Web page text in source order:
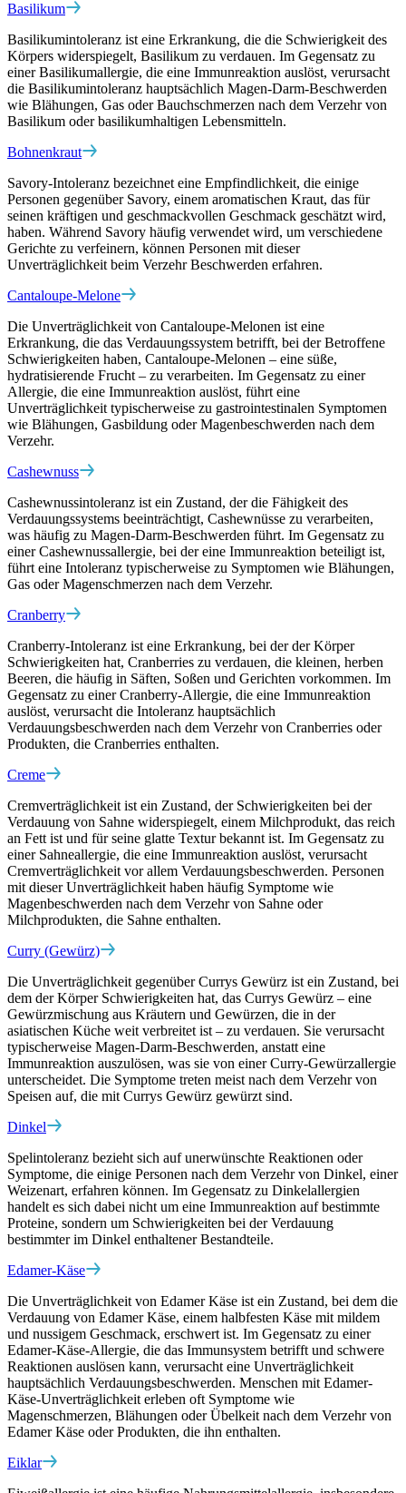
Basilikum
Basilikumintoleranz ist eine Erkrankung, die die Schwierigkeit des
Körpers widerspiegelt, Basilikum zu verdauen. Im Gegensatz zu
einer Basilikumallergie, die eine Immunreaktion auslöst, verursacht
die Basilikumintoleranz hauptsächlich Magen-Darm-Beschwerden
wie Blähungen, Gas oder Bauchschmerzen nach dem Verzehr von
Basilikum oder basilikumhaltigen Lebensmitteln.
Bohnenkraut
Savory-Intoleranz bezeichnet eine Empfindlichkeit, die einige
Personen gegenüber Savory, einem aromatischen Kraut, das für
seinen kräftigen und geschmackvollen Geschmack geschätzt wird,
haben. Während Savory häufig verwendet wird, um verschiedene
Gerichte zu verfeinern, können Personen mit dieser
Unverträglichkeit beim Verzehr Beschwerden erfahren.
Cantaloupe-Melone
Die Unverträglichkeit von Cantaloupe-Melonen ist eine
Erkrankung, die das Verdauungssystem betrifft, bei der Betroffene
Schwierigkeiten haben, Cantaloupe-Melonen – eine süße,
hydratisierende Frucht – zu verarbeiten. Im Gegensatz zu einer
Allergie, die eine Immunreaktion auslöst, führt eine
Unverträglichkeit typischerweise zu gastrointestinalen Symptomen
wie Blähungen, Gasbildung oder Magenbeschwerden nach dem
Verzehr.
Cashewnuss
Cashewnussintoleranz ist ein Zustand, der die Fähigkeit des
Verdauungssystems beeinträchtigt, Cashewnüsse zu verarbeiten,
was häufig zu Magen-Darm-Beschwerden führt. Im Gegensatz zu
einer Cashewnussallergie, bei der eine Immunreaktion beteiligt ist,
führt eine Intoleranz typischerweise zu Symptomen wie Blähungen,
Gas oder Magenschmerzen nach dem Verzehr.
Cranberry
Cranberry-Intoleranz ist eine Erkrankung, bei der der Körper
Schwierigkeiten hat, Cranberries zu verdauen, die kleinen, herben
Beeren, die häufig in Säften, Soßen und Gerichten vorkommen. Im
Gegensatz zu einer Cranberry-Allergie, die eine Immunreaktion
auslöst, verursacht die Intoleranz hauptsächlich
Verdauungsbeschwerden nach dem Verzehr von Cranberries oder
Produkten, die Cranberries enthalten.
Creme
Cremverträglichkeit ist ein Zustand, der Schwierigkeiten bei der
Verdauung von Sahne widerspiegelt, einem Milchprodukt, das reich
an Fett ist und für seine glatte Textur bekannt ist. Im Gegensatz zu
einer Sahneallergie, die eine Immunreaktion auslöst, verursacht
Cremverträglichkeit vor allem Verdauungsbeschwerden. Personen
mit dieser Unverträglichkeit haben häufig Symptome wie
Magenbeschwerden nach dem Verzehr von Sahne oder
Milchprodukten, die Sahne enthalten.
Curry (Gewürz)
Die Unverträglichkeit gegenüber Currys Gewürz ist ein Zustand, bei
dem der Körper Schwierigkeiten hat, das Currys Gewürz – eine
Gewürzmischung aus Kräutern und Gewürzen, die in der
asiatischen Küche weit verbreitet ist – zu verdauen. Sie verursacht
typischerweise Magen-Darm-Beschwerden, anstatt eine
Immunreaktion auszulösen, was sie von einer Curry-Gewürzallergie
unterscheidet. Die Symptome treten meist nach dem Verzehr von
Speisen auf, die mit Currys Gewürz gewürzt sind.
Dinkel
Spelintoleranz bezieht sich auf unerwünschte Reaktionen oder
Symptome, die einige Personen nach dem Verzehr von Dinkel, einer
Weizenart, erfahren können. Im Gegensatz zu Dinkelallergien
handelt es sich dabei nicht um eine Immunreaktion auf bestimmte
Proteine, sondern um Schwierigkeiten bei der Verdauung
bestimmter im Dinkel enthaltener Bestandteile.
Edamer-Käse
Die Unverträglichkeit von Edamer Käse ist ein Zustand, bei dem die
Verdauung von Edamer Käse, einem halbfesten Käse mit mildem
und nussigem Geschmack, erschwert ist. Im Gegensatz zu einer
Edamer-Käse-Allergie, die das Immunsystem betrifft und schwere
Reaktionen auslösen kann, verursacht eine Unverträglichkeit
hauptsächlich Verdauungsbeschwerden. Menschen mit Edamer-
Käse-Unverträglichkeit erleben oft Symptome wie
Magenschmerzen, Blähungen oder Übelkeit nach dem Verzehr von
Edamer Käse oder Produkten, die ihn enthalten.
Eiklar